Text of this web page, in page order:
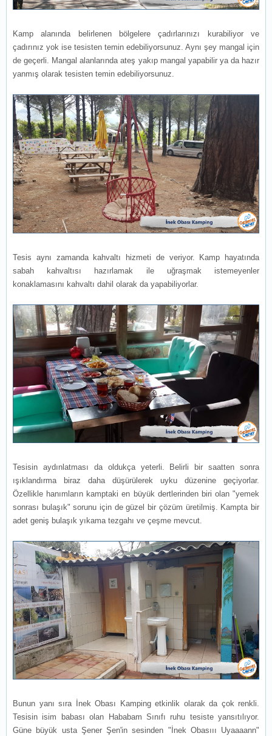
Kamp alanında belirlenen bölgelere çadırlarınızı kurabiliyor ve
çadırınız yok ise tesisten temin edebiliyorsunuz. Aynı şey mangal için
de geçerli. Mangal alanlarında ateş yakıp mangal yapabilir ya da hazır
yanmış olarak tesisten temin edebiliyorsunuz.
Tesis aynı zamanda kahvaltı hizmeti de veriyor. Kamp hayatında
sabah kahvaltısı hazırlamak ile uğraşmak istemeyenler
konaklamasını kahvaltı dahil olarak da yapabiliyorlar.
Tesisin aydınlatması da oldukça yeterli. Belirli bir saatten sonra
ışıklandırma biraz daha düşürülerek uyku düzenine geçiyorlar.
Özellikle hanımların kamptaki en büyük dertlerinden biri olan "yemek
sonrası bulaşık" sorunu için de güzel bir çözüm üretilmiş. Kampta bir
adet geniş bulaşık yıkama tezgahı ve çeşme mevcut.
Bunun yanı sıra İnek Obası Kamping etkinlik olarak da çok renkli.
Tesisin isim babası olan Hababam Sınıfı ruhu tesiste yansıtılıyor.
Güne büyük usta Şener Şen'in sesinden "İnek Obasııı Uyaaaann"